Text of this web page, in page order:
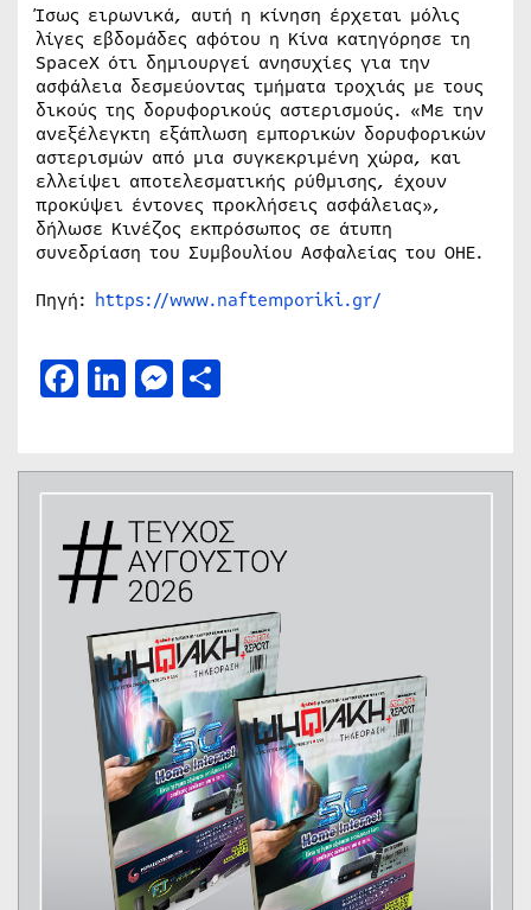
Ίσως ειρωνικά, αυτή η κίνηση έρχεται μόλις
λίγες εβδομάδες αφότου η Κίνα κατηγόρησε τη
SpaceX ότι δημιουργεί ανησυχίες για την
ασφάλεια δεσμεύοντας τμήματα τροχιάς με τους
δικούς της δορυφορικούς αστερισμούς. «Με την
ανεξέλεγκτη εξάπλωση εμπορικών δορυφορικών
αστερισμών από μια συγκεκριμένη χώρα, και
ελλείψει αποτελεσματικής ρύθμισης, έχουν
προκύψει έντονες προκλήσεις ασφάλειας»,
δήλωσε Κινέζος εκπρόσωπος σε άτυπη
συνεδρίαση του Συμβουλίου Ασφαλείας του ΟΗΕ.
Πηγή: https://www.naftemporiki.gr/
Facebook
LinkedIn
Messenger